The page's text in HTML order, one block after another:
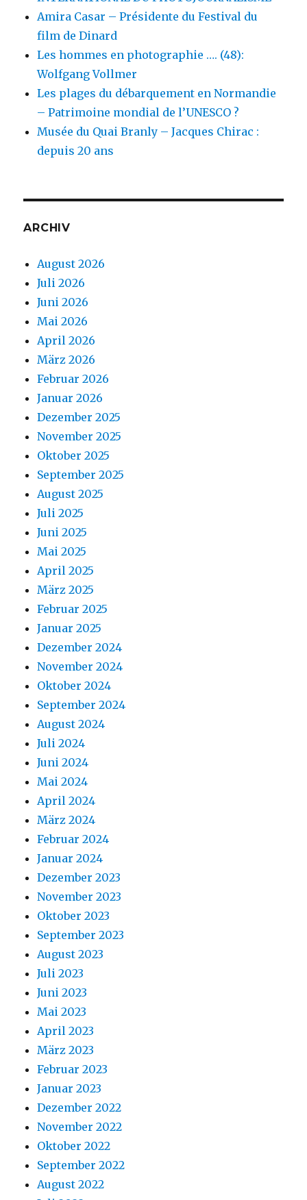
Amira Casar – Présidente du Festival du
film de Dinard
Les hommes en photographie …. (48):
Wolfgang Vollmer
Les plages du débarquement en Normandie
– Patrimoine mondial de l’UNESCO ?
Musée du Quai Branly – Jacques Chirac :
depuis 20 ans
ARCHIV
August 2026
Juli 2026
Juni 2026
Mai 2026
April 2026
März 2026
Februar 2026
Januar 2026
Dezember 2025
November 2025
Oktober 2025
September 2025
August 2025
Juli 2025
Juni 2025
Mai 2025
April 2025
März 2025
Februar 2025
Januar 2025
Dezember 2024
November 2024
Oktober 2024
September 2024
August 2024
Juli 2024
Juni 2024
Mai 2024
April 2024
März 2024
Februar 2024
Januar 2024
Dezember 2023
November 2023
Oktober 2023
September 2023
August 2023
Juli 2023
Juni 2023
Mai 2023
April 2023
März 2023
Februar 2023
Januar 2023
Dezember 2022
November 2022
Oktober 2022
September 2022
August 2022